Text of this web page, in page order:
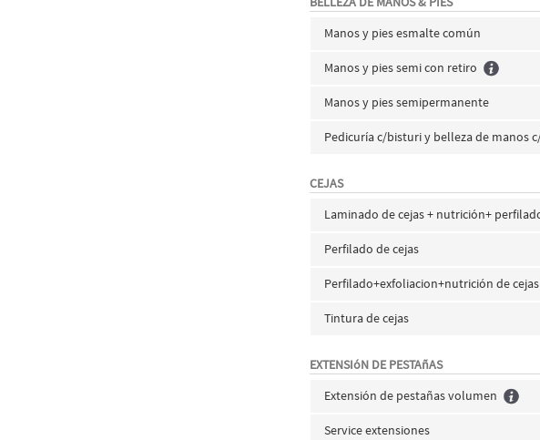
Manos y pies esmalte común
Manos y pies semi con retiro
Manos y pies semipermanente
Pedicuría c/bisturi y belleza de manos
CEJAS
Laminado de cejas + nutrición+
Perfilado de cejas
Perfilado+exfoliacion+nutrición de cejas
Tintura de cejas
EXTENSIóN DE PESTAñAS
Extensión de pestañas volumen
Service extensiones